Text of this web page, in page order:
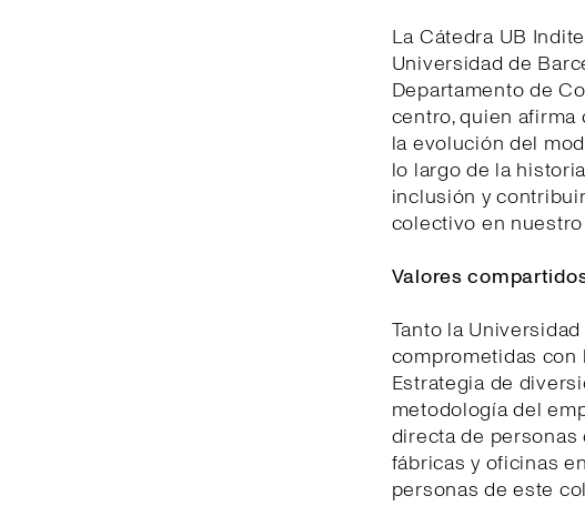
La Cátedra UB
Universidad de
Departamento de
centro, quien afirma
la evolución del
lo largo de la
inclusión y
colectivo en nuestro
Valores
Tanto la
comprometidas con
Estrategia de
metodología del
directa de personas
fábricas y oficinas
personas de este